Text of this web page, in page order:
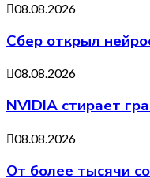
08.08.2026
Сбер открыл
08.08.2026
NVIDIA стирает
08.08.2026
От более тысячи